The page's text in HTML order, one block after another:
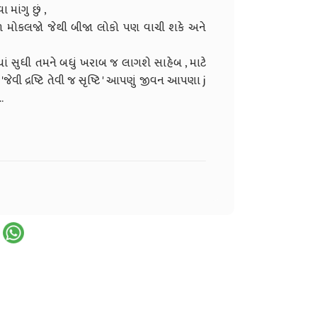
માંગુ છું ,
જેથી બીજા લોકો પણ વાચી શકે અને
સુધી તમને બધું ખરાબ જ લાગશે સાહેબ , માટે
'જેવી દ્રષ્ટિ તેવી જ સૃષ્ટિ ' આપણું જીવન આપણા j